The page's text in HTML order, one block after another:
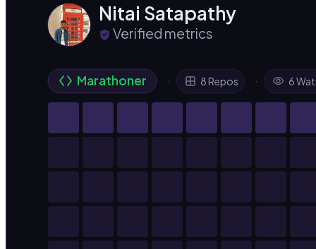
Nitai Satapathy
Verified metrics
Marathoner · 8 Repos · 6